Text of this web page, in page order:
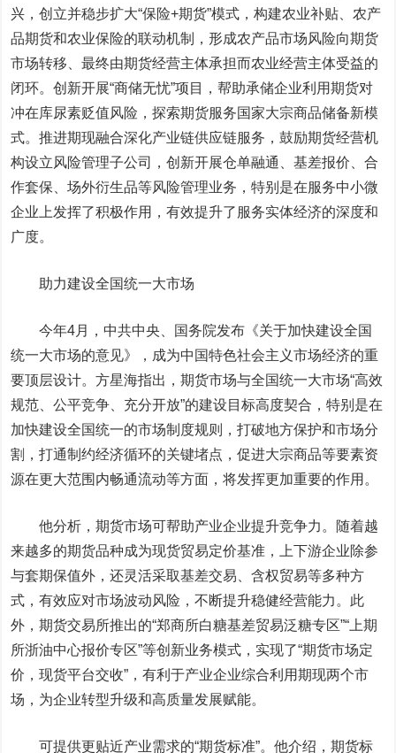
兴，创立并稳步扩大“保险+期货”模式，构建农业补贴、农产
品期货和农业保险的联动机制，形成农产品市场风险向期货
市场转移、最终由期货经营主体承担而农业经营主体受益的
闭环。创新开展“商储无忧”项目，帮助承储企业利用期货对
冲在库尿素贬值风险，探索期货服务国家大宗商品储备新模
式。推进期现融合深化产业链供应链服务，鼓励期货经营机
构设立风险管理子公司，创新开展仓单融通、基差报价、合
作套保、场外衍生品等风险管理业务，特别是在服务中小微
企业上发挥了积极作用，有效提升了服务实体经济的深度和
广度。
助力建设全国统一大市场
今年4月，中共中央、国务院发布《关于加快建设全国
统一大市场的意见》，成为中国特色社会主义市场经济的重
要顶层设计。方星海指出，期货市场与全国统一大市场“高效
规范、公平竞争、充分开放”的建设目标高度契合，特别是在
加快建设全国统一的市场制度规则，打破地方保护和市场分
割，打通制约经济循环的关键堵点，促进大宗商品等要素资
源在更大范围内畅通流动等方面，将发挥更加重要的作用。
他分析，期货市场可帮助产业企业提升竞争力。
随着越
来越多的期货品种成为现货贸易定价基准，上下游企业除参
与套期保值外，还灵活采取基差交易、含权贸易等多种方
式，有效应对市场波动风险，不断提升稳健经营能力。此
外，期货交易所推出的“郑商所白糖基差贸易泛糖专区”“上期
所浙油中心报价专区”等创新业务模式，实现了“期货市场定
价，现货平台交收”，有利于产业企业综合利用期现两个市
场，为企业转型升级和高质量发展赋能。
可提供更贴近产业需求的“期货标准”。他介绍，期货标